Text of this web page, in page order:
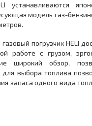
устанавливаются
модель газ-
погрузчик HELI
работе с грузом,
широкий обзор,
для выбора топлива
запаса одного вида